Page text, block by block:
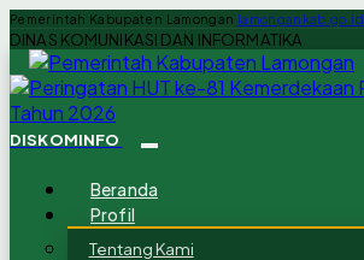
Pemerintah Kabupaten Lamongan lamongankab.go.id
DINAS KOMUNIKASI DAN INFORMATIKA
DISKOMINFO
Beranda
Profil
Tentang Kami